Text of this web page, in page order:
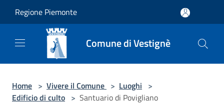
Regione Piemonte
Comune di Vestignè
Home > Vivere il Comune > Luoghi >
Edificio di culto > Santuario di Povigliano